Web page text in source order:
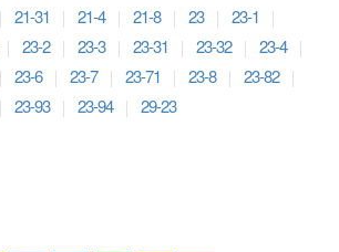
21-31 21-4 21-8 23
23-1
23-2 23-3 23-31 23-32
23-4
23-6 23-7 23-71 23-8
23-82
23-93 23-94
29-23